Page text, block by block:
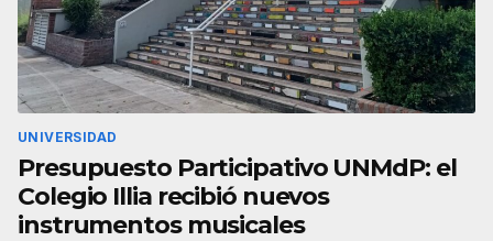
UNIVERSIDAD
Presupuesto Participativo UNMdP: el
Colegio Illia recibió nuevos
instrumentos musicales